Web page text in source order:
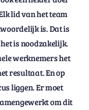
lid van het team
is. Dat is
is noodzakelijk.
werknemers het
resultaat. En op
liggen. Er moet
om dit